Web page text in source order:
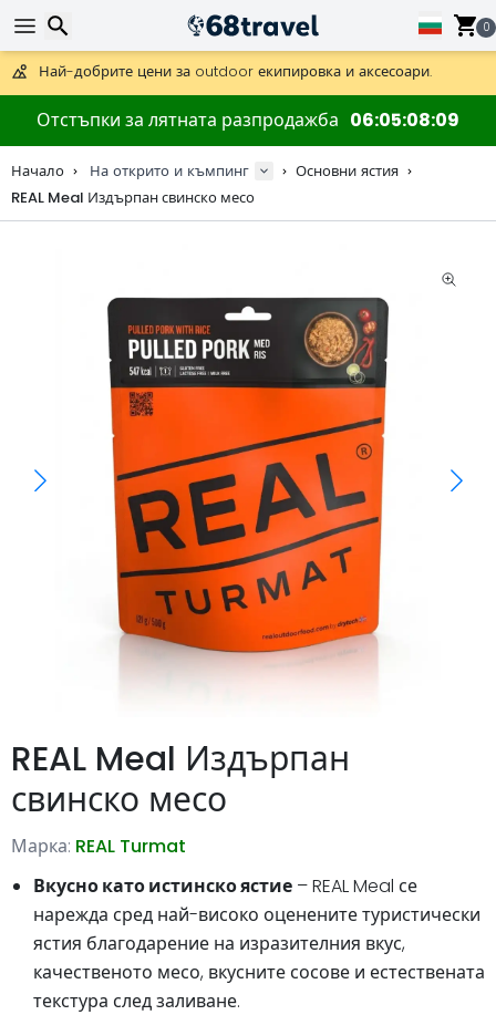
0
Предлага се и DHL Express за една нощ.
30 дни за връщане, 90 дни за дървени карти и декорации.
Най-добрите цени за outdoor екипировка и аксесоари.
Отстъпки за лятната разпродажба 06 05 08 08
Начало На открито и къмпинг
Основни ястия
REAL Meal Издърпан свинско месо
REAL Meal Издърпан
свинско месо
Марка: REAL Turmat
Вкусно като истинско ястие – REAL Meal се
нарежда сред най-високо оценените туристически
ястия благодарение на изразителния вкус,
качественото месо, вкусните сосове и естествената
текстура след заливане.
Търсене